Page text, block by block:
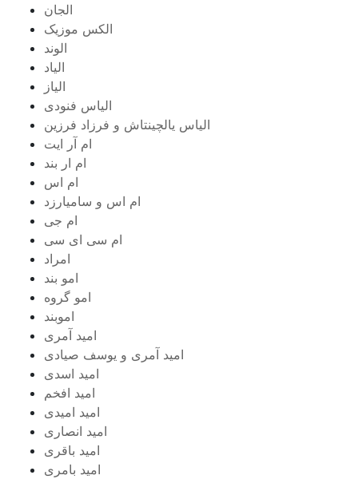
الجان
الکس موزیک
الوند
الیاد
الیاز
الیاس فنودی
الیاس یالچینتاش و فرزاد فرزین
ام آر ایت
ام‌ ار بند
ام اس
ام اس و سامیارزد
ام جی
ام سی ای سی
امراد
امو بند
امو گروه
اموبند
امید آمری
امید آمری و یوسف صیادی
امید اسدی
امید افخم
امید امیدی
امید انصاری
امید باقری
امید بامری